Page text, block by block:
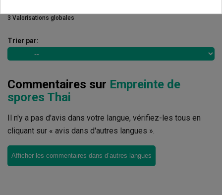
3 Valorisations globales
Trier par:
Commentaires sur Empreinte de
spores Thai
Il n'y a pas d'avis dans votre langue, vérifiez-les tous en
cliquant sur « avis dans d'autres langues ».
Afficher les commentaires dans d’autres langues